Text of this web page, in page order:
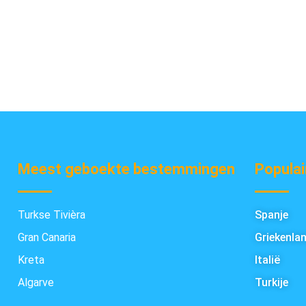
Meest geboekte bestemmingen
Turkse Tivièra
Gran Canaria
Kreta
Algarve
Spanje
Italië
Turkije